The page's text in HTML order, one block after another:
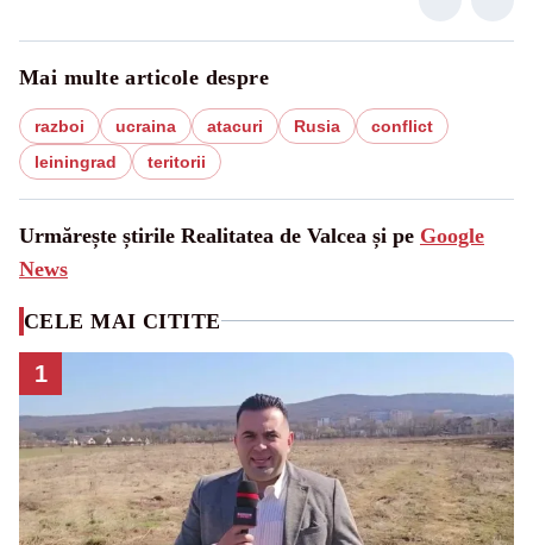
Mai multe articole despre
razboi ucraina atacuri Rusia
conflict
leiningrad
teritorii
Urmărește știrile Realitatea de Valcea și pe Google
News
CELE MAI CITITE
1